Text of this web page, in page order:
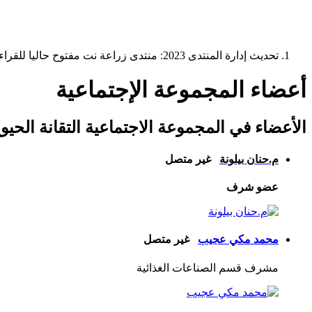
تحديث إدارة المنتدى 2023: منتدى زراعة نت مفتوح حاليا للقراءة فقط، ولا يقبل مشاركات جديدة. يمكنكم استخدام الشريط الظاهر أعلاه للبحث في كافة مواضيع المدوّنة والمنتدى.
أعضاء المجموعة الإجتماعية
الأعضاء في المجموعة الاجتماعية التقانة
م.حنان بيلونة غير متصل
عضو شرف
محمد مكي عجيب غير متصل
مشرف قسم الصناعات الغذائية